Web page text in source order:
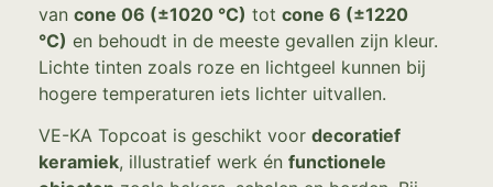
van cone 06 (±1020 °C) tot cone 6 (±1220
°C) en behoudt in de meeste gevallen zijn kleur.
Lichte tinten zoals roze en lichtgeel kunnen bij
hogere temperaturen iets lichter uitvallen.
VE-KA Topcoat is geschikt voor decoratief
keramiek, illustratief werk én functionele